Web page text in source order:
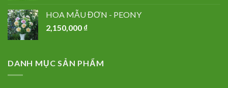
HOA MẪU ĐƠN - PEONY
2,150,000 ₫
DANH MỤC SẢN PHẨM